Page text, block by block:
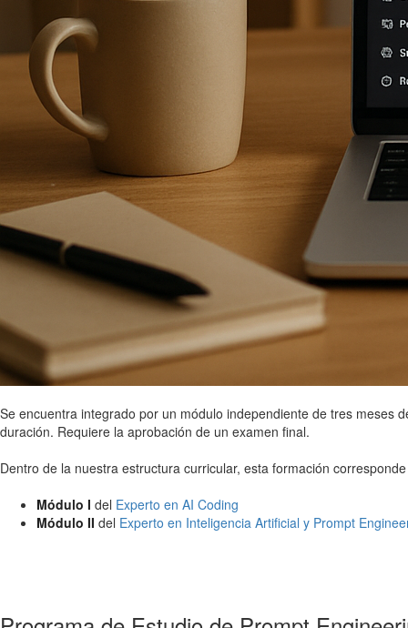
Se encuentra integrado por un módulo independiente de tres meses
duración. Requiere la aprobación de un examen final.
Dentro de la nuestra estructura curricular, esta formación
Módulo I del Experto en AI Coding
Módulo II del Experto en Inteligencia Artificial y Prompt